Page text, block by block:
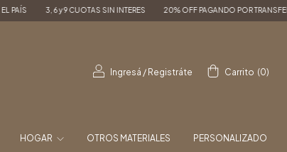
CUOTAS SIN INTERES 20% OFF PAGANDO POR TRANSFERENCIA
Ingresá / Registráte Carrito (0)
HOGAR OTROS MATERIALES PERSONALIZADO